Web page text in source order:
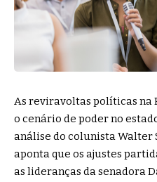
As reviravoltas políticas na
o cenário de poder no
análise do colunista Walter
aponta que os ajustes
as lideranças da senadora